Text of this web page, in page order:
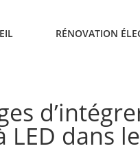
RÉNOVATION
LED dans